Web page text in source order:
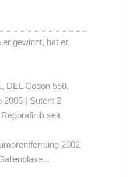
er gewinnt, hat er
DEL Codon 558,
2005 | Sutent 2
seit
2002